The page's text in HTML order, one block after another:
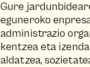
Gure
eguneroko
administrazio
kentzea eta
aldatzea,